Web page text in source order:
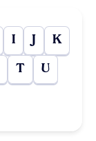
I J K
T U